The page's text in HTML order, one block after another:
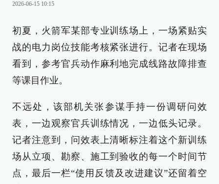
2026-06-15 10:15
初夏，火箭军某部专业训练场上，一场紧贴实
战的电力岗位技能考核紧张进行。记者在现场
看到，参考官兵动作麻利地完成线路故障排查
等课目作业。
不远处，该部机关张参谋手持一份调研问效
表，一边观察官兵训练情况，一边低头记录。
记者注意到，问效表上清晰标注着这个新训练
场从立项、勘察、施工到验收的每一个时间节
点，最后一栏“使用反馈及改进建议”还留着空